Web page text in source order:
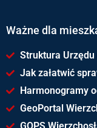
Ważne dla
Struktura
Jak załatwić
Harmonogramy
GeoPortal